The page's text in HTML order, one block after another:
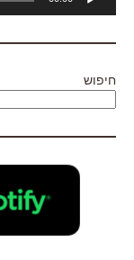
אודיו
חיפוש